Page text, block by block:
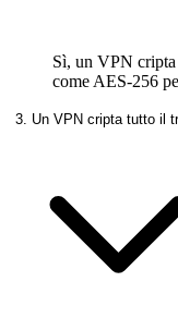
Sì, un VPN
come AES-256
3. Un VPN cripta tutto il